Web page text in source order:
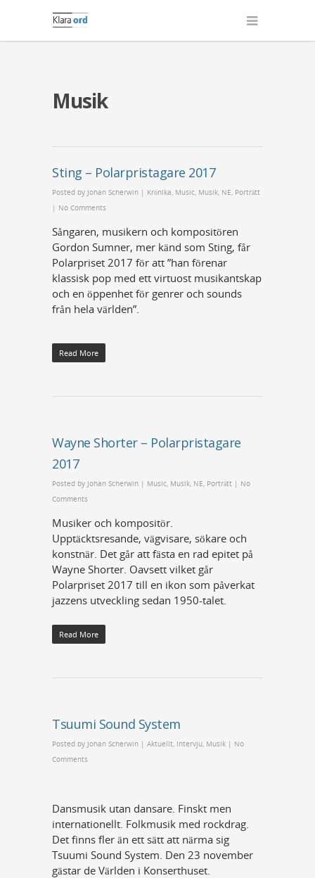
Musik
Sting – Polarpristagare 2017
Posted by Johan Scherwin | Krönika Music Musik NE Porträtt
| No Comments
Sångaren, musikern och kompositören
Gordon Sumner, mer känd som Sting, får
Polarpriset 2017 för att ”han förenar
klassisk pop med ett virtuost musikantskap
och en öppenhet för genrer och sounds
från hela världen”.
Read More
Wayne Shorter – Polarpristagare
2017
Posted by Johan Scherwin | Music Musik NE Porträtt | No
Comments
Musiker och kompositör.
Upptäcktsresande, vägvisare, sökare och
konstnär. Det går att fästa en rad epitet på
Wayne Shorter. Oavsett vilket går
Polarpriset 2017 till en ikon som påverkat
jazzens utveckling sedan 1950-talet.
Read More
Tsuumi Sound System
Posted by Johan Scherwin | Aktuellt Intervju Musik | No
Comments
Dansmusik utan dansare. Finskt men
internationellt. Folkmusik med rockdrag.
Det finns fler än ett sätt att närma sig
Tsuumi Sound System. Den 23 november
gästar de Världen i Konserthuset.